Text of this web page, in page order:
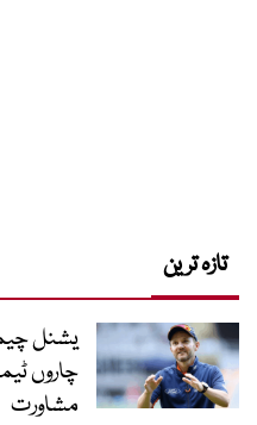
تازہ ترین
یشنل
چاروں
مشاورت